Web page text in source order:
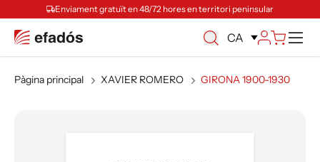
Enviament gratuït en 48/72 hores en territori peninsular
CA
Pàgina principal XAVIER ROMERO GIRONA 1900-1930